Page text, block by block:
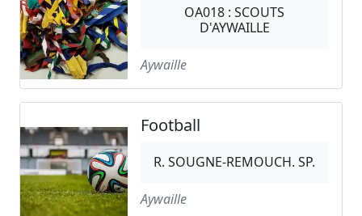
OA018 : SCOUTS
D'AYWAILLE
Aywaille
Football
R. SOUGNE-REMOUCH. SP.
Aywaille